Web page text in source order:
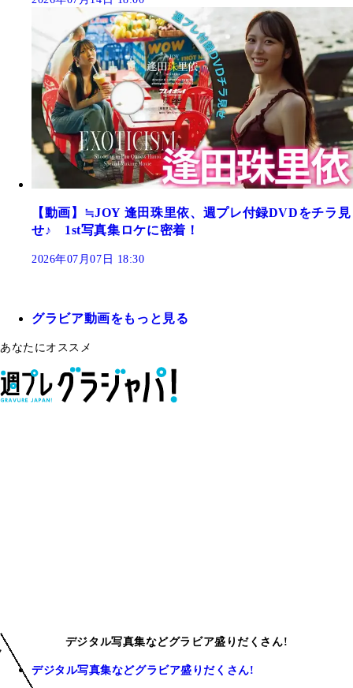
【動画】≒JOY 逢田珠里依、週プレ付録DVDをチラ見
せ♪ 1st写真集ロケに密着！
2026年07月07日 18:30
グラビア動画をもっと見る
あなたにオススメ
デジタル写真集などグラビア盛りだくさん!
デジタル写真集などグラビア盛りだくさん!